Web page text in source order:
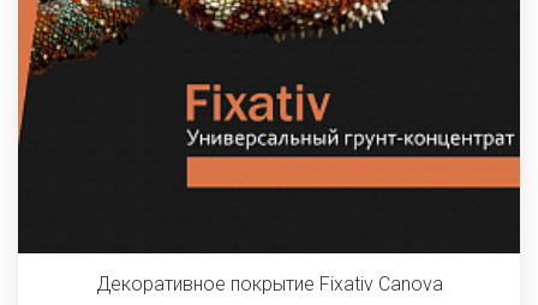
Декоративное покрытие Fixativ Canova